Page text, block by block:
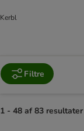
Kerbl
Filtre
1 - 48 af 83 resultater